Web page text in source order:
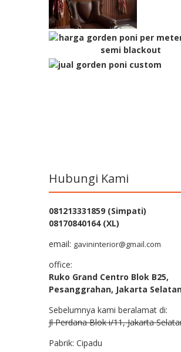
Hubungi Kami
081213331859 (Simpati)
08170840164 (XL)
email: gavininterior@gmail.com
office:
Ruko Grand Centro Blok B25,
Pesanggrahan, Jakarta
Sebelumnya kami beralamat di:
Jl Perdana Blok i/11, Jakarta
Pabrik: Cipadu